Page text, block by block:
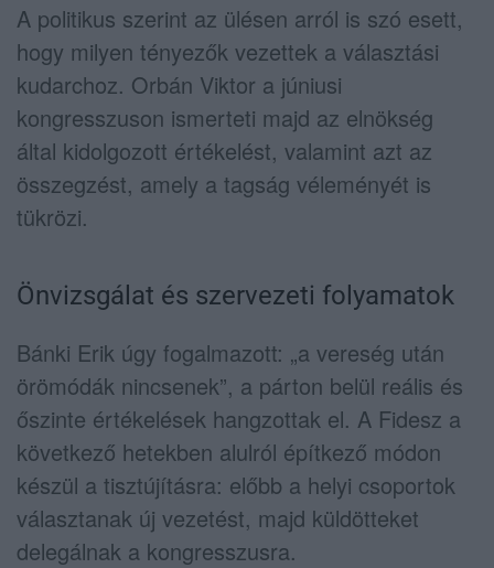
A politikus szerint az ülésen arról is szó esett,
hogy milyen tényezők vezettek a választási
kudarchoz. Orbán Viktor a júniusi
kongresszuson ismerteti majd az elnökség
által kidolgozott értékelést, valamint azt az
összegzést, amely a tagság véleményét is
tükrözi.
Önvizsgálat és szervezeti folyamatok
Bánki Erik úgy fogalmazott: „a vereség után
örömódák nincsenek”, a párton belül reális és
őszinte értékelések hangzottak el. A Fidesz a
következő hetekben alulról építkező módon
készül a tisztújításra: előbb a helyi csoportok
választanak új vezetést, majd küldötteket
delegálnak a kongresszusra.